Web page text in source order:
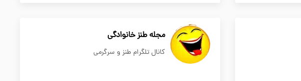
مجله طنز خانوادگی
کانال تلگرام طنز و سرگرمی